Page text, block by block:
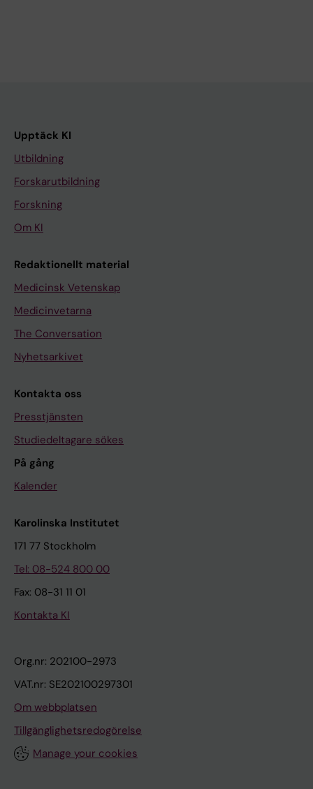
Upptäck KI
Utbildning
Forskarutbildning
Forskning
Om KI
Redaktionellt material
Medicinsk Vetenskap
Medicinvetarna
The Conversation
Nyhetsarkivet
Kontakta oss
Presstjänsten
Studiedeltagare sökes
På gång
Kalender
Karolinska Institutet
171 77 Stockholm
Tel: 08-524 800 00
Fax: 08-31 11 01
Kontakta KI
Org.nr: 202100-2973
VAT.nr: SE202100297301
Om webbplatsen
Tillgänglighetsredogörelse
Manage your cookies